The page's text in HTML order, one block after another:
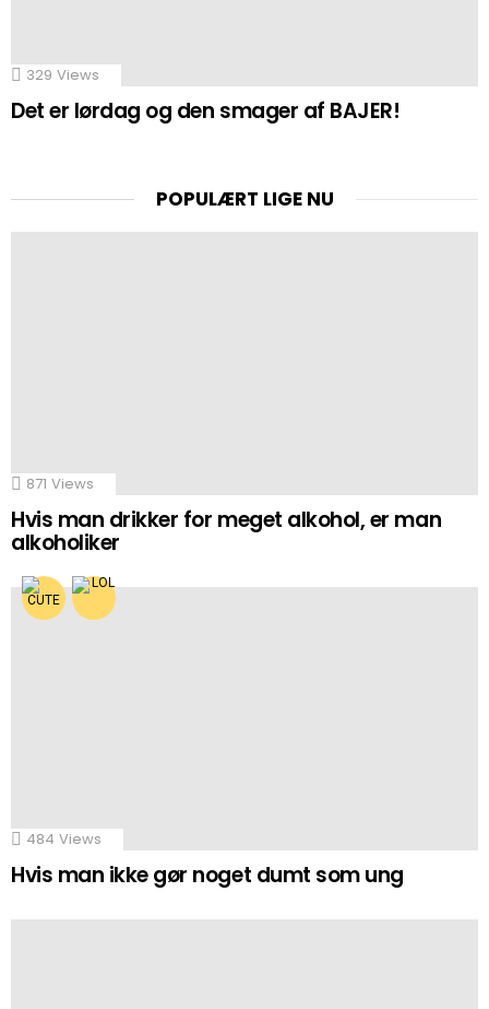
329 Views
Det er lørdag og den smager af BAJER!
POPULÆRT LIGE NU
871 Views
Hvis man drikker for meget alkohol, er man
alkoholiker
484 Views
Hvis man ikke gør noget dumt som ung